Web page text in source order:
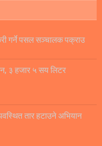
गर्ने पसल सञ्चालक पक्राउ
३ हजार ५ सय लिटर
तार हटाउने अभियान